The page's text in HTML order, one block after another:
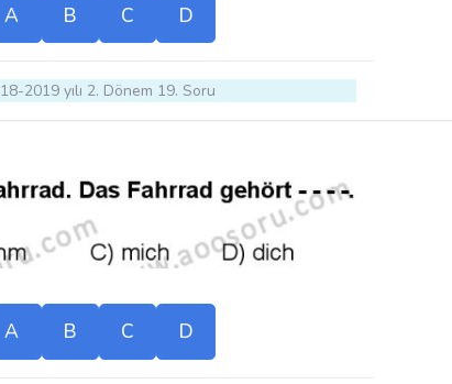
A B C D
2019 yılı 2. Dönem 19. Soru
A B C D